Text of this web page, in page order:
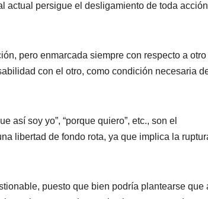
actual persigue el desligamiento de toda
pero enmarcada siempre con respecto a otro
con el otro, como condición necesaria
así soy yo”, “porque quiero”, etc., son el
libertad de fondo rota, ya que implica la
puesto que bien podría plantearse que